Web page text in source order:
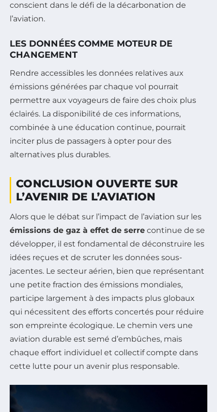
conscient dans le défi de la décarbonation de
l’aviation.
LES DONNÉES COMME MOTEUR DE
CHANGEMENT
Rendre accessibles les données relatives aux
émissions générées par chaque vol pourrait
permettre aux voyageurs de faire des choix plus
éclairés. La disponibilité de ces informations,
combinée à une éducation continue, pourrait
inciter plus de passagers à opter pour des
alternatives plus durables.
CONCLUSION OUVERTE SUR
L’AVENIR DE L’AVIATION
Alors que le débat sur l’impact de l’aviation sur les
émissions de gaz à effet de serre continue de se
développer, il est fondamental de déconstruire les
idées reçues et de scruter les données sous-
jacentes. Le secteur aérien, bien que représentant
une petite fraction des émissions mondiales,
participe largement à des impacts plus globaux
qui nécessitent des efforts concertés pour réduire
son empreinte écologique. Le chemin vers une
aviation durable est semé d’embûches, mais
chaque effort individuel et collectif compte dans
cette lutte pour un avenir plus responsable.